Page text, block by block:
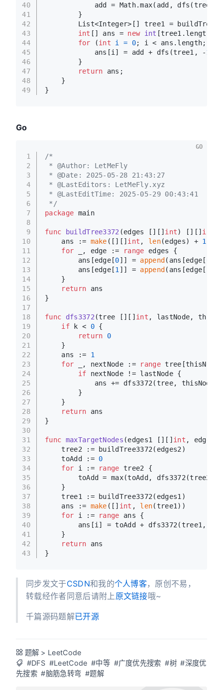
40
41
42
43
44
45
46
47
48
49
add = Math.max(add, dfs(tree2,
        }
List<Integer>[] tree1 =
int [] ans = new int [tree1.length];
for (int i = 0; i < ans.length;
            ans[i] = add + dfs(tree1, -
1
        }
return ans;
    }
}
Go
1
2
3
4
5
6
7
8
9
10
11
12
13
14
15
16
17
18
19
20
21
22
23
24
25
26
27
28
29
30
31
32
33
34
35
36
37
38
39
40
41
42
43
/*
* @Author: LetMeFly
* @Date: 2025-05-28 21:43:27
* @LastEditors: LetMeFly.xyz
* @LastEditTime: 2025-05-29 00:43:41
*/
package main
func buildTree3372 (edges [][] int) [][] int
    ans :=
make ([][] int , len(edges) + 1
for _, edge := range edges {
        ans[edge[
0]] = append (ans[edge[
        ans[edge[
1 ]] = append (ans[edge[
    }
return ans
}
func dfs3372 (tree [][] int , lastNode,
if k < 0 {
return
0
    }
    ans :=
1
for _, nextNode := range
if nextNode != lastNode {
ans += dfs3372(tree,
        }
    }
return ans
}
func maxTargetNodes (edges1 [][] int ,
    tree2 := buildTree3372(edges2)
    toAdd :=
0
for i := range tree2 {
        toAdd = max(toAdd, dfs3372(tree2,
    }
    tree1 := buildTree3372(edges1)
    ans :=
make ([] int , len(tree1))
for i := range ans {
        ans[i] = toAdd + dfs3372(tree1,
    }
return ans
}
GO
同步发文于CSDN和我的个人博客，原创不易，
转载经作者同意后请附上 原文链接哦~
千篇源码题解已开源
题解 > LeetCode
#DFS #LeetCode #中等 #广度优先搜索 #树 #深度优
先搜索 #脑筋急转弯 #题解